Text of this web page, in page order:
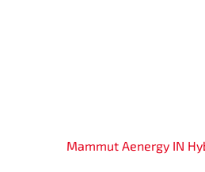
Mammut Aenergy IN